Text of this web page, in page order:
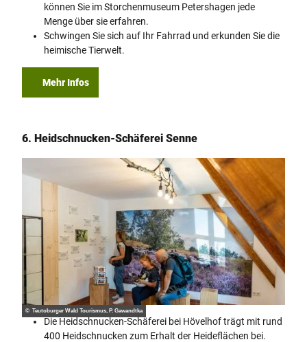
können Sie im Storchenmuseum Petershagen jede
Menge über sie erfahren.
Schwingen Sie sich auf Ihr Fahrrad und erkunden Sie die
heimische Tierwelt.
Mehr Infos
6. Heidschnucken-Schäferei Senne
© Teutoburger Wald Tourismus, P. Gawandtka
Die Heidschnucken-Schäferei bei Hövelhof trägt mit rund
400 Heidschnucken zum Erhalt der Heideflächen bei.